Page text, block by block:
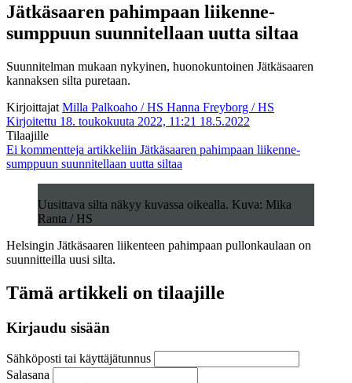
Jätkäsaaren pahimpaan liikenne­
sumppuun suunnitellaan uutta siltaa
Suunnitelman mukaan nykyinen, huonokuntoinen Jätkäsaaren
kannaksen silta puretaan.
Kirjoittajat Milla Palkoaho / HS Hanna Freyborg / HS
Kirjoitettu 18. toukokuuta 2022, 11:21 18.5.2022
Tilaajille
Ei kommentteja artikkeliin Jätkäsaaren pahimpaan liikenne­
sumppuun suunnitellaan uutta siltaa
Uusittava silta näkyy kuvassa oikealla. Kuva: Mika
Ranta / HS
Helsingin Jätkäsaaren liikenteen pahimpaan pullonkaulaan on
suunnitteilla uusi silta.
Tämä artikkeli on tilaajille
Kirjaudu sisään
Sähköposti tai käyttäjätunnus
Salasana